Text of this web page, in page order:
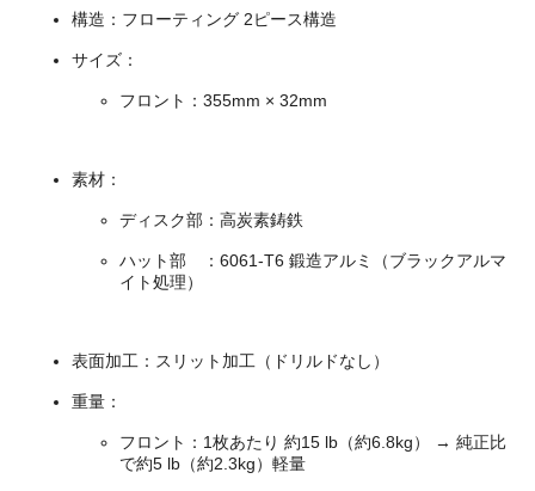
構造：フローティング 2ピース構造
サイズ：
フロント：355mm × 32mm
素材：
ディスク部：高炭素鋳鉄
ハット部 ：6061-T6 鍛造アルミ（ブラックアルマ
イト処理）
表面加工：スリット加工（ドリルドなし）
重量：
フロント：1枚あたり 約15 lb（約6.8kg） → 純正比
で約5 lb（約2.3kg）軽量